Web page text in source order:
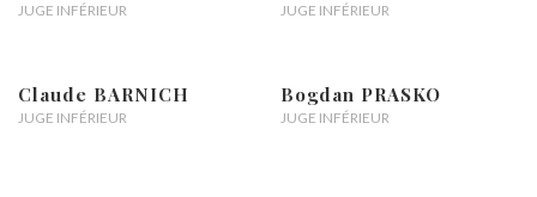
JUGE INFÉRIEUR JUGE INFÉRIEUR
Claude BARNICH
JUGE INFÉRIEUR
Bogdan PRASKO
JUGE INFÉRIEUR